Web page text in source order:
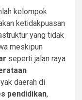
kelompok
ketidakpuasan
yang tidak
meskipun
seperti jalan raya
daerah di
pendidikan,